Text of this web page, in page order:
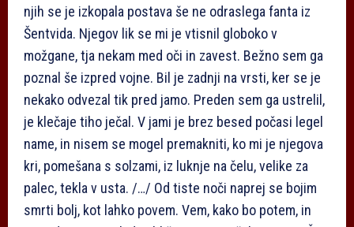
njih se je izkopala postava še ne odraslega fanta iz
Šentvida. Njegov lik se mi je vtisnil globoko v
možgane, tja nekam med oči in zavest. Bežno sem ga
poznal še izpred vojne. Bil je zadnji na vrsti, ker se je
nekako odvezal tik pred jamo. Preden sem ga ustrelil,
je klečaje tiho ječal. V jami je brez besed počasi legel
name, in nisem se mogel premakniti, ko mi je njegova
kri, pomešana s solzami, iz luknje na čelu, velike za
palec, tekla v usta. /…/ Od tiste noči naprej se bojim
smrti bolj, kot lahko povem. Vem, kako bo potem, in